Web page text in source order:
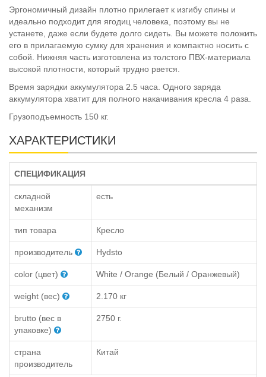
Эргономичный дизайн плотно прилегает к изгибу спины и
идеально подходит для ягодиц человека, поэтому вы не
устанете, даже если будете долго сидеть. Вы можете положить
его в прилагаемую сумку для хранения и компактно носить с
собой. Нижняя часть изготовлена из толстого ПВХ-материала
высокой плотности, который трудно рвется.
Время зарядки аккумулятора 2.5 часа. Одного заряда
аккумулятора хватит для полного накачивания кресла 4 раза.
Грузоподъемность 150 кг.
ХАРАКТЕРИСТИКИ
СПЕЦИФИКАЦИЯ
складной
механизм
есть
тип товара Кресло
производитель Hydsto
color (цвет) White / Orange (Белый / Оранжевый)
weight (вес) 2.170 кг
brutto (вес в
упаковке)
2750 г.
страна
производитель
Китай